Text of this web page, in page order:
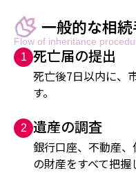
一般的な相
Flow of inheritance
1 死亡届の提出
死亡後7日以内に、
す。
2 遺産の調査
銀行口座、不動産
の財産をすべて把握